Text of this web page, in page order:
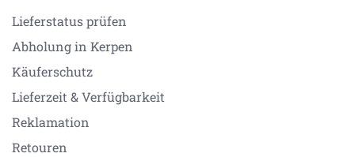
Lieferstatus prüfen
Abholung in Kerpen
Käuferschutz
Lieferzeit & Verfügbarkeit
Reklamation
Retouren